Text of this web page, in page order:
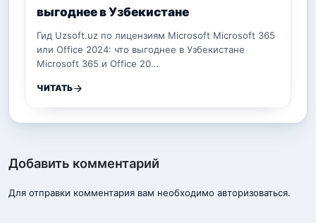
выгоднее в Узбекистане
Гид Uzsoft.uz по лицензиям Microsoft Microsoft 365
или Office 2024: что выгоднее в Узбекистане
Microsoft 365 и Office 20…
ЧИТАТЬ
Добавить комментарий
Для отправки комментария вам необходимо авторизоваться.